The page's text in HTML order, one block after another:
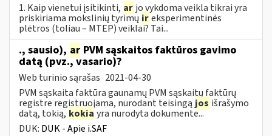
1. Kaip vienetui įsitikinti, ar jo vykdoma veikla tikrai yra
priskiriama mokslinių tyrimų ireksperimentinės
plėtros (toliau – MTEP) veiklai? Tai...
., sausio), ar PVM sąskaitos faktūros gavimo
datą (pvz., vasario)?
Web turinio sąrašas 2021-04-30
PVM sąskaita faktūra gaunamų PVM sąskaitų faktūrų
registre registruojama, nurodant teisingą jos išrašymo
datą, tokią, kokia yra nurodyta dokumente...
DUK: DUK - Apie i.SAF